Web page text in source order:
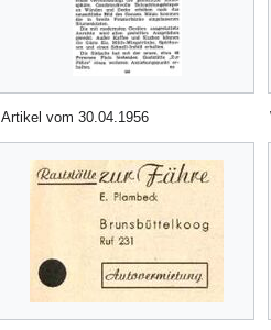
Artikel vom 30.04.1956